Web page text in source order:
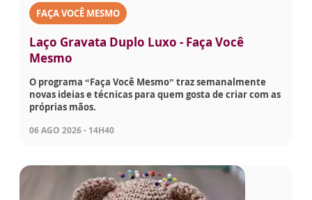
FAÇA VOCÊ MESMO
Laço Gravata Duplo Luxo - Faça Você
Mesmo
O programa “Faça Você Mesmo” traz semanalmente
novas ideias e técnicas para quem gosta de criar com as
próprias mãos.
06 AGO 2026 - 14H40